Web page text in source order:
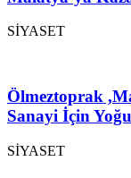
SİYASET
Ölmeztoprak
Sanayi İçin
SİYASET